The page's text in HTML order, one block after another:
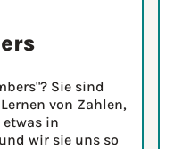
Sie sind
von Zahlen,
in
wir sie uns so